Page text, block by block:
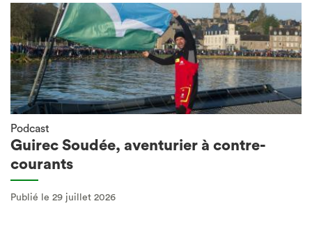
Podcast
Guirec Soudée, aventurier à contre-
courants
Publié le 29 juillet 2026